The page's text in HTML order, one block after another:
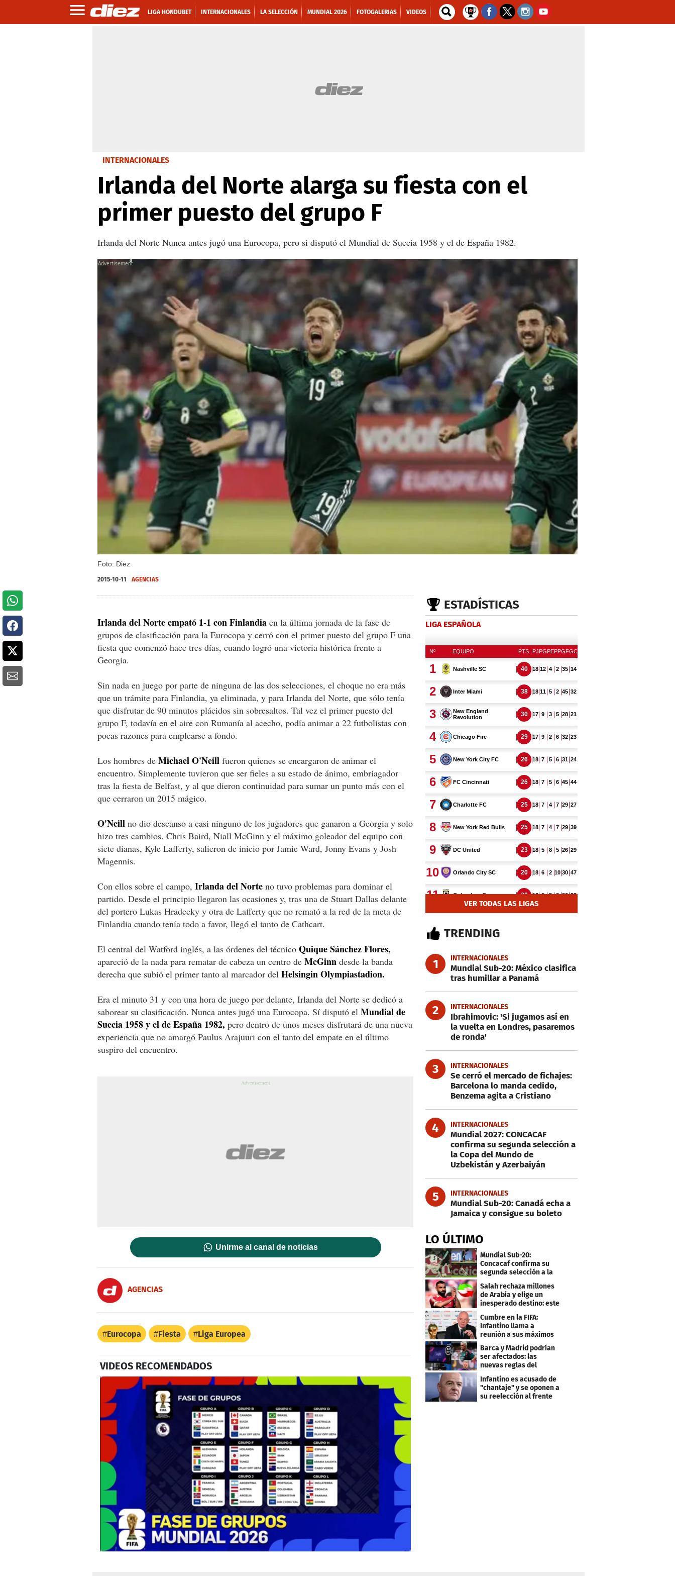
LIGA HONDUBET INTERNACIONALES LA SELECCIÓN MUNDIAL 2026 FOTOGALERIAS VIDEOS
INTERNACIONALES
Irlanda del Norte alarga su fiesta con el
primer puesto del grupo F
Irlanda del Norte Nunca antes jugó una Eurocopa, pero si disputó el Mundial de Suecia 1958 y el de España 1982.
Foto: Diez
X
2015-10-11 AGENCIAS
Irlanda del Norte empató 1-1 con Finlandia en la última jornada de la fase de
grupos de clasificación para la Eurocopa y cerró con el primer puesto del grupo F una
fiesta que comenzó hace tres días, cuando logró una victoria histórica frente a
Georgia.
Sin nada en juego por parte de ninguna de las dos selecciones, el choque no era más
que un trámite para Finlandia, ya eliminada, y para Irlanda del Norte, que sólo tenía
que disfrutar de 90 minutos plácidos sin sobresaltos. Tal vez el primer puesto del
grupo F, todavía en el aire con Rumanía al acecho, podía animar a 22 futbolistas con
pocas razones para emplearse a fondo.
Los hombres de Michael O'Neill fueron quienes se encargaron de animar el
encuentro. Simplemente tuvieron que ser fieles a su estado de ánimo, embriagador
tras la fiesta de Belfast, y al que dieron continuidad para sumar un punto más con el
que cerraron un 2015 mágico.
O'Neill no dio descanso a casi ninguno de los jugadores que ganaron a Georgia y solo
hizo tres cambios. Chris Baird, Niall McGinn y el máximo goleador del equipo con
siete dianas, Kyle Lafferty, salieron de inicio por Jamie Ward, Jonny Evans y Josh
Magennis.
Con ellos sobre el campo, Irlanda del Norte no tuvo problemas para dominar el
partido. Desde el principio llegaron las ocasiones y, tras una de Stuart Dallas delante
del portero Lukas Hradecky y otra de Lafferty que no remató a la red de la meta de
Finlandia cuando tenía todo a favor, llegó el tanto de Cathcart.
El central del Watford inglés, a las órdenes del técnico Quique Sánchez Flores,
apareció de la nada para rematar de cabeza un centro de McGinn desde la banda
derecha que subió el primer tanto al marcador del Helsingin Olympiastadion.
Era el minuto 31 y con una hora de juego por delante, Irlanda del Norte se dedicó a
saborear su clasificación. Nunca antes jugó una Eurocopa. Sí disputó el Mundial de
Suecia 1958 y el de España 1982, pero dentro de unos meses disfrutará de una nueva
experiencia que no amargó Paulus Arajuuri con el tanto del empate en el último
suspiro del encuentro.
Unirme al canal de noticias
AGENCIAS
Eurocopa Fiesta Liga Europea
VIDEOS RECOMENDADOS
ESTADÍSTICAS
LIGA ESPAÑOLA
VER TODAS LAS LIGAS
TRENDING
1 INTERNACIONALES
Mundial Sub-20: México clasifica
tras humillar a Panamá
2 INTERNACIONALES
Ibrahimovic: 'Si jugamos así en
la vuelta en Londres, pasaremos
de ronda'
3 INTERNACIONALES
Se cerró el mercado de fichajes:
Barcelona lo manda cedido,
Benzema agita a Cristiano
4 INTERNACIONALES
Mundial 2027: CONCACAF
confirma su segunda selección a
la Copa del Mundo de
Uzbekistán y Azerbaiyán
5 INTERNACIONALES
Mundial Sub-20: Canadá echa a
Jamaica y consigue su boleto
LO ÚLTIMO
Mundial Sub-20:
Concacaf confirma su
segunda selección a la
Copa del Mundo 2027
Salah rechaza millones
de Arabia y elige un
inesperado destino: este
será su club
Cumbre en la FIFA:
Infantino llama a
reunión a sus máximos
Barca y Madrid podrían
ser afectados: las
nuevas reglas del
arbitraje en LaLiga
Infantino es acusado de
"chantaje" y se oponen a
su reelección al frente